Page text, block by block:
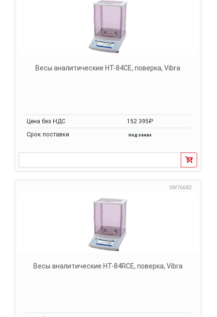
Весы аналитические HT-84CE, поверка, Vibra
Цена без НДС
152 395₽
Срок поставки
под заказ
SW76682
Весы аналитические HT-84RCE, поверка, Vibra